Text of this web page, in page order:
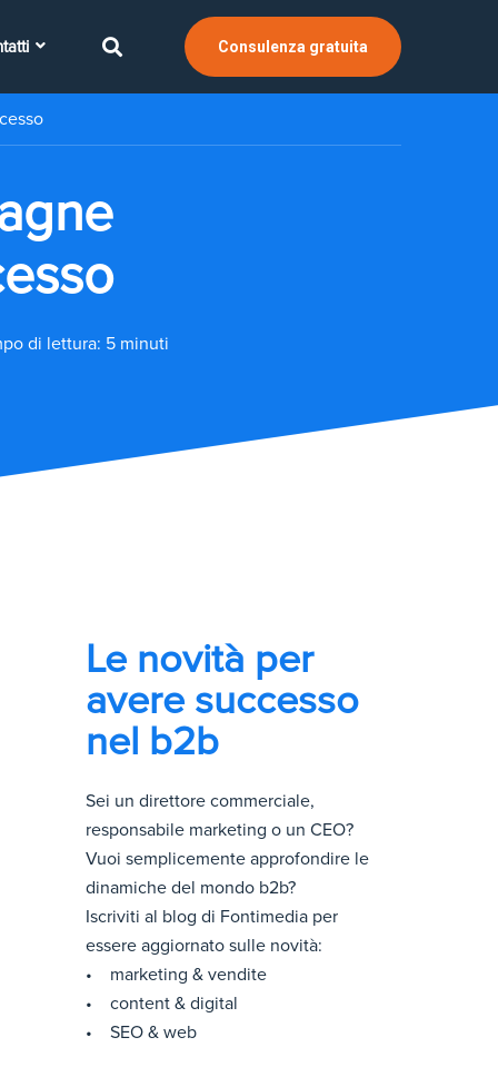
Consulenza gratuita
di lettura: 5 minuti
Le novità per
avere successo
nel b2b
Sei un direttore commerciale,
responsabile marketing o un CEO?
Vuoi semplicemente approfondire le
dinamiche del mondo b2b?
Iscriviti al blog di Fontimedia per
essere aggiornato sulle novità:
• marketing & vendite
• content & digital
• SEO & web